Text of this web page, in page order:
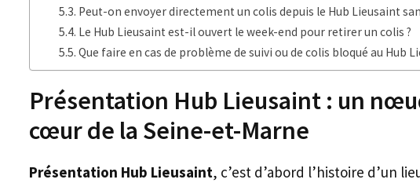
Peut-on envoyer directement un colis depuis le Hub Lieusaint
Le Hub Lieusaint est-il ouvert le week-end pour retirer un colis ?
Que faire en cas de problème de suivi ou de colis bloqué au Hub
Présentation Hub Lieusaint : un
cœur de la Seine-et-Marne
Présentation Hub Lieusaint, c’est d’abord l’histoire d’un